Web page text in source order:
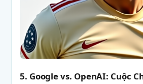
5. Google vs. OpenAI: Cuộc